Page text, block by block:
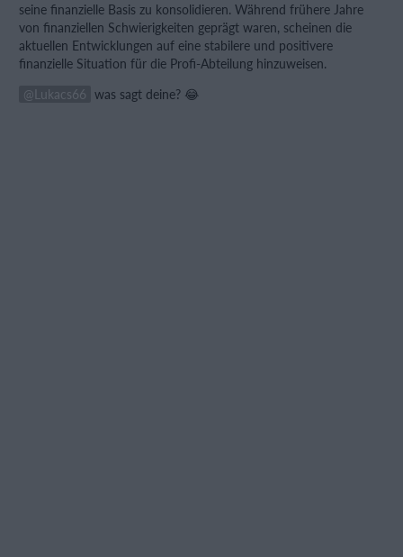
seine finanzielle Basis zu konsolidieren. Während frühere Jahre
von finanziellen Schwierigkeiten geprägt waren, scheinen die
aktuellen Entwicklungen auf eine stabilere und positivere
finanzielle Situation für die Profi-Abteilung hinzuweisen.
Lukacs66 was sagt deine? 😂